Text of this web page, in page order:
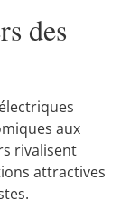
des
aux
rivalisent
attractives